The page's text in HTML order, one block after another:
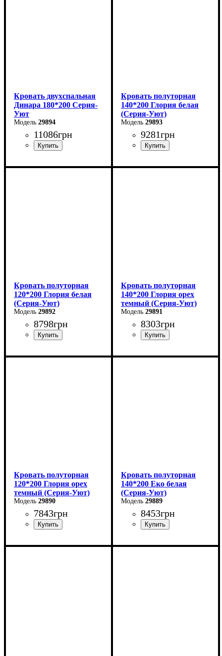
Кровать двухспальная
Динара 180*200 Серия-
Уют
29894
11086грн
Ширина: 180 см
Кровать полуторная
140*200 Глория белая
(Серия-Уют)
29893
9281грн
Ширина: 140 см
Кровать полуторная
120*200 Глория белая
(Серия-Уют)
29892
8798грн
Ширина: 120 см
Кровать полуторная
140*200 Глория орех
темный (Серия-Уют)
29891
8303грн
Ширина: 140 см
Кровать полуторная
120*200 Глория орех
темный (Серия-Уют)
29890
7843грн
Ширина: 120 см
Кровать полуторная
140*200 Еко белая
(Серия-Уют)
29889
8453грн
Ширина: 144 см